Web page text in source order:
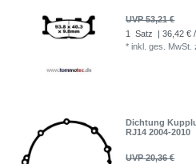
UVP 53,21 €
1 Satz
| 36,42 €
*inkl. ges. MwSt.
Dichtung
RJ14 2004-2010
UVP 20,36 €